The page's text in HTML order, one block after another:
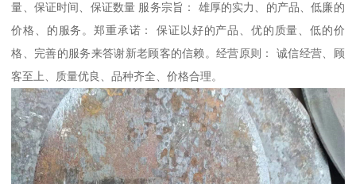
量、保证时间、保证数量 服务宗旨： 雄厚的实力、的产品、低廉的
价格、的服务。郑重承诺： 保证以好的产品、优的质量、低的价
格、完善的服务来答谢新老顾客的信赖。经营原则： 诚信经营、顾
客至上、质量优良、品种齐全、价格合理。